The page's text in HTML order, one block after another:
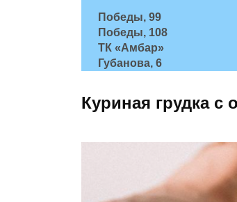
Победы, 99
Победы, 108
ТК «Амбар»
Губанова, 6
Куриная грудка с